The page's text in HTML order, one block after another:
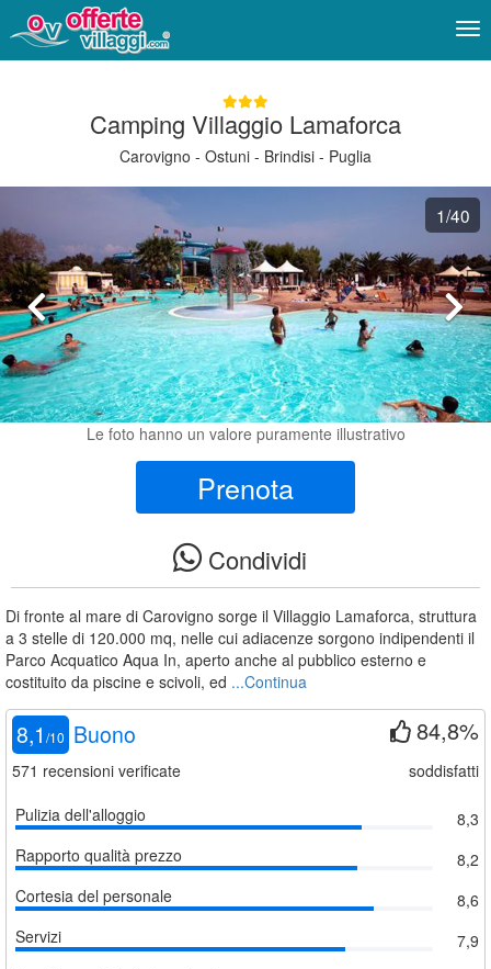
Camping Villaggio Lamaforca
Carovigno - Ostuni - Brindisi - Puglia
1/40
Le foto hanno un valore puramente illustrativo
Prenota
Condividi
Di fronte al mare di Carovigno sorge il Villaggio Lamaforca, struttura
a 3 stelle di 120.000 mq, nelle cui adiacenze sorgono indipendenti il
Parco Acquatico Aqua In, aperto anche al pubblico esterno e
costituito da piscine e scivoli, ed ...Continua
8,1 /10 Buono
571 recensioni verificate
84,8%
soddisfatti
Pulizia dell'alloggio
8,3
Rapporto qualità prezzo
8,2
Cortesia del personale
8,6
Servizi
7,9